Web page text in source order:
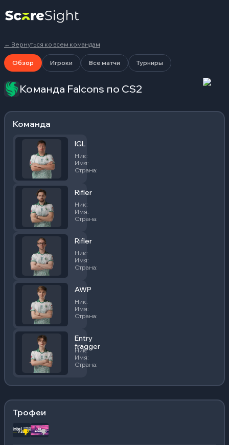
Команда Falcons по CS2
Обзор Игроки Все матчи Турниры
← Вернуться ко всем командам
Команда
IGL
Ник:
Имя:
Страна:
Rifler
Ник:
Имя:
Страна:
Rifler
Ник:
Имя:
Страна:
AWP
Ник:
Имя:
Страна:
Entry
fragger
Ник:
kyousuke
Имя:
Страна:
Трофеи